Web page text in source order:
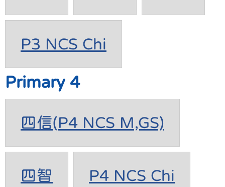
P3 NCS Chi
Primary 4
四信(P4 NCS M,GS)
四智 P4 NCS Chi